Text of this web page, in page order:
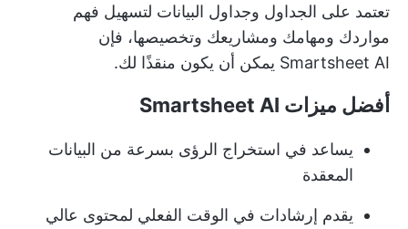
تعتمد على الجداول وجداول البيانات لتسهيل فهم
مواردك ومهامك ومشاريعك وتخصيصها، فإن
Smartsheet AI يمكن أن يكون منقذًا لك.
أفضل ميزات Smartsheet AI
يساعد في استخراج الرؤى بسرعة من البيانات
المعقدة
يقدم إرشادات في الوقت الفعلي لمحتوى عالي